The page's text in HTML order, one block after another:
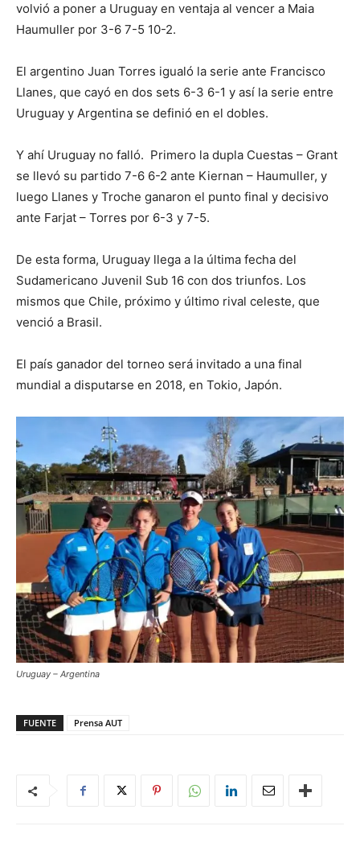
volvió a poner a Uruguay en ventaja al vencer a Maia
Haumuller por 3-6 7-5 10-2.
El argentino Juan Torres igualó la serie ante Francisco
Llanes, que cayó en dos sets 6-3 6-1 y así la serie entre
Uruguay y Argentina se definió en el dobles.
Y ahí Uruguay no falló. Primero la dupla Cuestas – Grant
se llevó su partido 7-6 6-2 ante Kiernan – Haumuller, y
luego Llanes y Troche ganaron el punto final y decisivo
ante Farjat – Torres por 6-3 y 7-5.
De esta forma, Uruguay llega a la última fecha del
Sudamericano Juvenil Sub 16 con dos triunfos. Los
mismos que Chile, próximo y último rival celeste, que
venció a Brasil.
El país ganador del torneo será invitado a una final
mundial a disputarse en 2018, en Tokio, Japón.
Uruguay – Argentina
FUENTE Prensa AUT